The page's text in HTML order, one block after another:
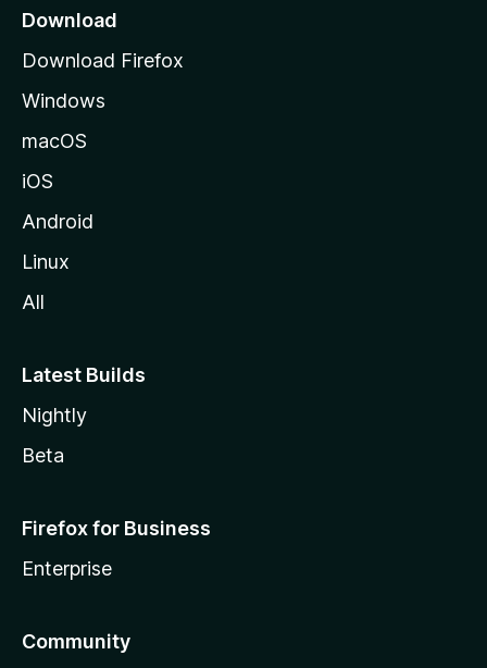
z
l
l
Download
Download Firefox
Windows
macOS
iOS
Android
Linux
All
Latest Builds
Nightly
Beta
Firefox for Business
Enterprise
Community